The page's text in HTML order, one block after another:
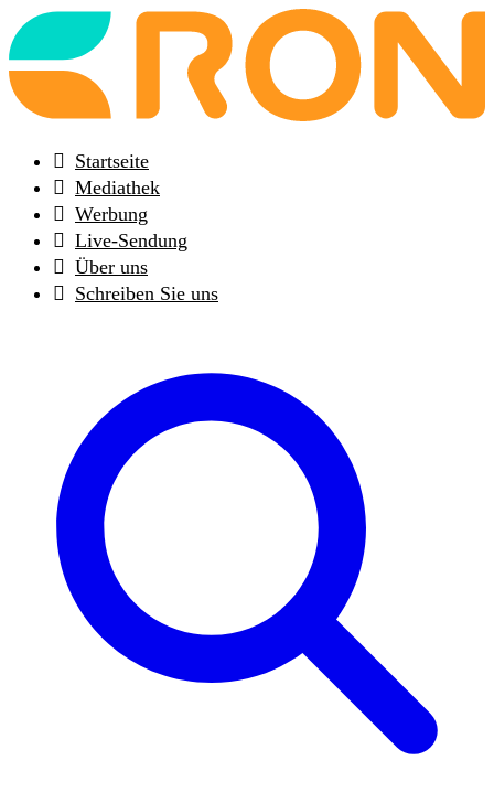
Back
to
frontpage
Startseite
Mediathek
Werbung
Live-Sendung
Über uns
Schreiben Sie uns